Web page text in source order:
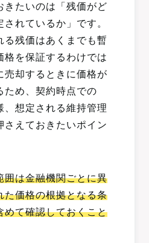
きたいのは「残価がど
れているか」です。
る残価はあくまでも暫
格を保証するわけでは
売却するときに価格が
ため、契約時点での
、想定される維持管理
さえておきたいポイン
囲は金融機関ごとに異
た価格の根拠となる条
めて確認しておくこと